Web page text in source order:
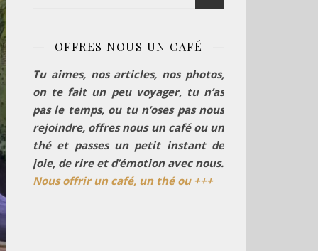
OFFRES NOUS UN CAFÉ
Tu aimes, nos articles, nos photos,
on te fait un peu voyager, tu n’as
pas le temps, ou tu n’oses pas nous
rejoindre, offres nous un café ou un
thé et passes un petit instant de
joie, de rire et d’émotion avec nous.
Nous offrir un café, un thé ou +++